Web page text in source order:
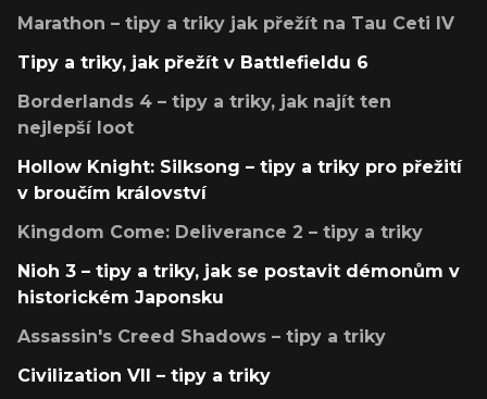
Marathon – tipy a triky jak přežít na Tau Ceti IV
Tipy a triky, jak přežít v Battlefieldu 6
Borderlands 4 – tipy a triky, jak najít ten
nejlepší loot
Hollow Knight: Silksong – tipy a triky pro přežití
v broučím království
Kingdom Come: Deliverance 2 – tipy a triky
Nioh 3 – tipy a triky, jak se postavit démonům v
historickém Japonsku
Assassin's Creed Shadows – tipy a triky
Civilization VII – tipy a triky